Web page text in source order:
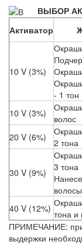
ВЫБОР
Активатор
10 V (3%)
- 1 тон
10 V (3%)
волос
20 V (6%)
2 тона
30 V (9%)
3 тона
волосы
40 V (12%) тона
ПРИМЕЧАНИЕ: при
выдержки